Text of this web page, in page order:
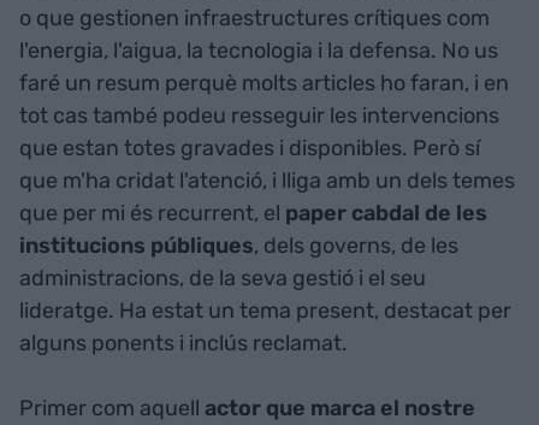
o que gestionen infraestructures crítiques com
l'energia, l'aigua, la tecnologia i la defensa. No us
faré un resum perquè molts articles ho faran, i en
tot cas també podeu resseguir les intervencions
que estan totes gravades i disponibles. Però sí
que m'ha cridat l'atenció, i lliga amb un dels temes
que per mi és recurrent, el paper cabdal de les
institucions públiques, dels governs, de les
administracions, de la seva gestió i el seu
lideratge. Ha estat un tema present, destacat per
alguns ponents i inclús reclamat.
Primer com aquell actor que marca el nostre